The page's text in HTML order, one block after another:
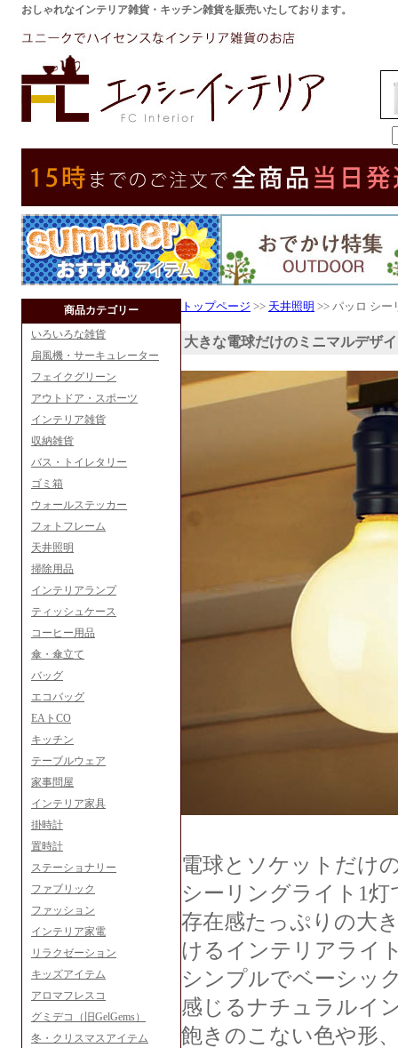
おしゃれなインテリア雑貨・キッチン雑貨を販売いたしております。
商品カテゴリー
いろいろな雑貨
扇風機・サーキュレーター
フェイクグリーン
アウトドア・スポーツ
インテリア雑貨
収納雑貨
バス・トイレタリー
ゴミ箱
ウォールステッカー
フォトフレーム
天井照明
掃除用品
インテリアランプ
ティッシュケース
コーヒー用品
傘・傘立て
バッグ
エコバッグ
EAトCO
キッチン
テーブルウェア
家事問屋
インテリア家具
掛時計
置時計
ステーショナリー
ファブリック
ファッション
インテリア家電
リラクゼーション
キッズアイテム
アロマフレスコ
グミデコ（旧GelGems）
冬・クリスマスアイテム
トップページ >> 天井照明 >> パッロ シー
大きな電球だけのミニマルデザ
電球とソケットだけ
シーリングライト1灯
存在感たっぷりの大
けるインテリアライ
シンプルでベーシッ
感じるナチュラルイ
飽きのこない色や形